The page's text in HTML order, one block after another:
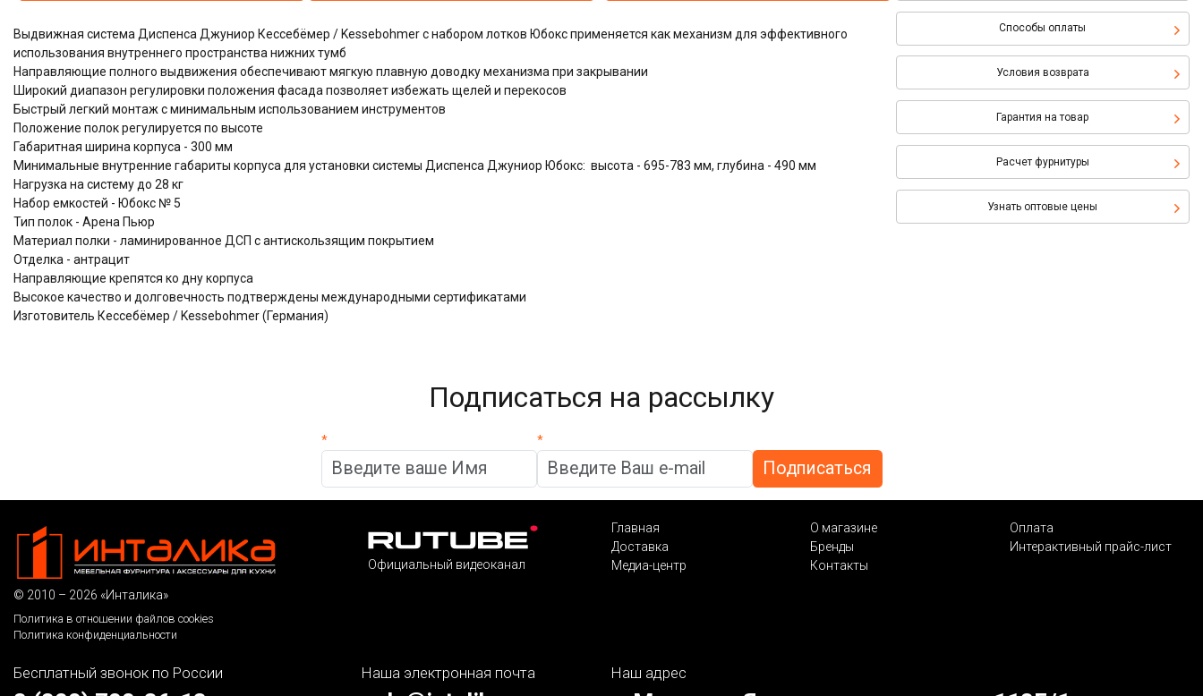
Способы оплаты
Условия возврата
Гарантия на товар
Расчет фурнитуры
Узнать оптовые цены
Выдвижная система Диспенса Джуниор Кессебёмер / Kessebohmer с набором лотков Юбокс применяется как механизм для эффективного
использования внутреннего пространства нижних тумб
Направляющие полного выдвижения обеспечивают мягкую плавную доводку механизма при закрывании
Широкий диапазон регулировки положения фасада позволяет избежать щелей и перекосов
Быстрый легкий монтаж с минимальным использованием инструментов
Положение полок регулируется по высоте
Габаритная ширина корпуса - 300 мм
Минимальные внутренние габариты корпуса для установки системы Диспенса Джуниор Юбокс: высота - 695-783 мм, глубина - 490 мм
Нагрузка на систему до 28 кг
Набор емкостей - Юбокс № 5
Тип полок - Арена Пьюр
Материал полки - ламинированное ДСП с антискользящим покрытием
Отделка - антрацит
Направляющие крепятся ко дну корпуса
Высокое качество и долговечность подтверждены международными сертификатами
Изготовитель Кессебёмер / Kessebohmer (Германия)
Подписаться на рассылку
* *
© 2010 – 2026 «Инталика»
Политика в отношении файлов cookies
Политика конфиденциальности
Официальный видеоканал
Главная О магазине
Оплата
Доставка
Бренды
Интерактивный прайс-лист
Медиа-центр
Контакты
Бесплатный звонок по России Наша электронная почта Наш адрес